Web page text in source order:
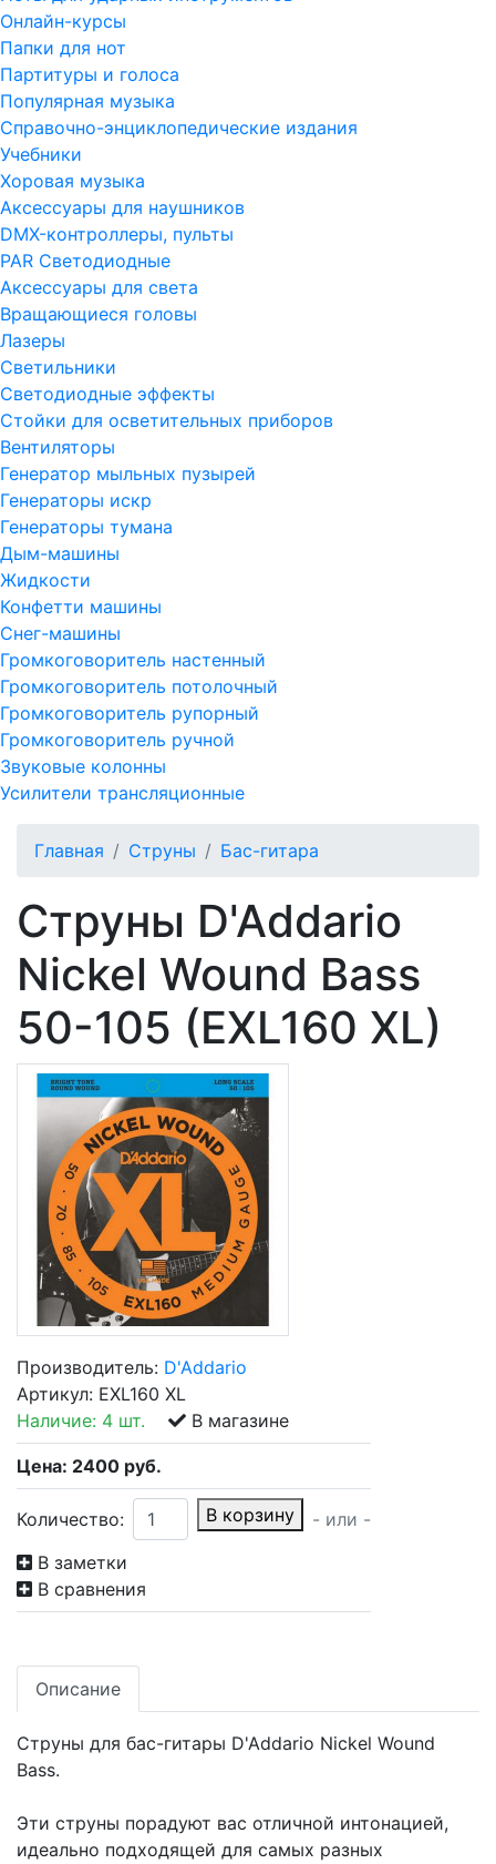
Онлайн-курсы
Папки для нот
Партитуры и голоса
Популярная музыка
Справочно-энциклопедические издания
Учебники
Хоровая музыка
Аксессуары для наушников
DMX-контроллеры, пульты
PAR Светодиодные
Аксессуары для света
Вращающиеся головы
Лазеры
Светильники
Светодиодные эффекты
Стойки для осветительных приборов
Вентиляторы
Генератор мыльных пузырей
Генераторы искр
Генераторы тумана
Дым-машины
Жидкости
Конфетти машины
Снег-машины
Громкоговоритель настенный
Громкоговоритель потолочный
Громкоговоритель рупорный
Громкоговоритель ручной
Звуковые колонны
Усилители трансляционные
Главная Струны Бас-гитара
Струны D'Addario
Nickel Wound Bass
50-105 (EXL160 XL)
Производитель: D'Addario
Артикул: EXL160 XL
Наличие: 4 шт. В магазине
Цена: 2400 руб.
Количество: В корзину
- или -
В заметки
В сравнения
Описание
Струны для бас-гитары D'Addario Nickel Wound
Bass.
Эти струны порадуют вас отличной интонацией,
идеально подходящей для самых разных